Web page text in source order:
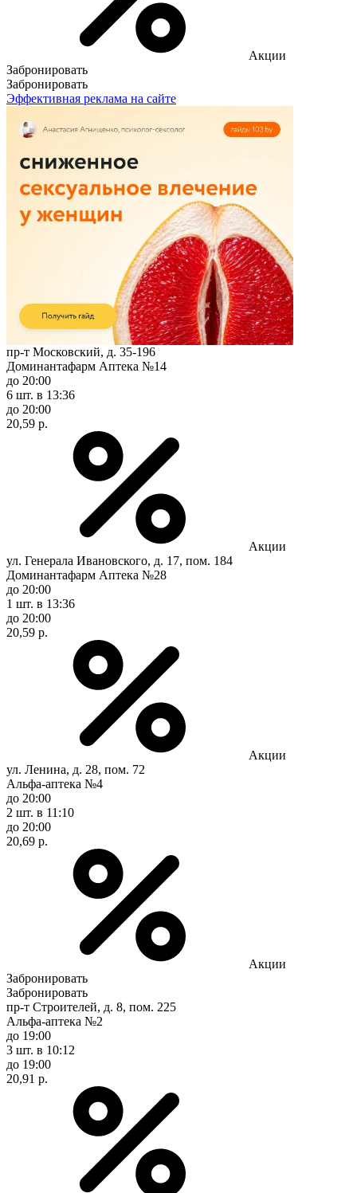
Акции
Забронировать
Забронировать
Эффективная реклама на сайте
пр-т Московский, д. 35-196
Доминантафарм Аптека №14
до 20:00
6 шт. в 13:36
до 20:00
20,59 р.
Акции
ул. Генерала Ивановского, д. 17, пом. 184
Доминантафарм Аптека №28
до 20:00
1 шт. в 13:36
до 20:00
20,59 р.
Акции
ул. Ленина, д. 28, пом. 72
Альфа-аптека №4
до 20:00
2 шт. в 11:10
до 20:00
20,69 р.
Акции
Забронировать
Забронировать
пр-т Строителей, д. 8, пом. 225
Альфа-аптека №2
до 19:00
3 шт. в 10:12
до 19:00
20,91 р.